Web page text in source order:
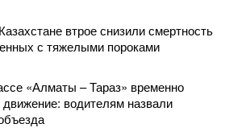
втрое снизили смертность
с тяжелыми пороками
«Алматы – Тараз» временно
движение: водителям назвали